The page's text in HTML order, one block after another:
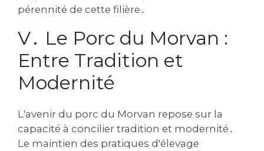
pérennité de cette filière․
V․ Le Porc du Morvan :
Entre Tradition et
Modernité
L'avenir du porc du Morvan repose sur la
capacité à concilier tradition et modernité․
Le maintien des pratiques d'élevage